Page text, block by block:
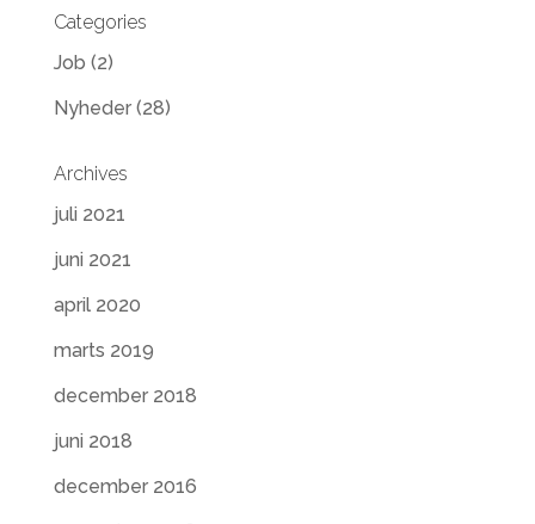
Categories
Job (2)
Nyheder(28)
Archives
juli 2021
juni 2021
april 2020
marts 2019
december 2018
juni 2018
december 2016